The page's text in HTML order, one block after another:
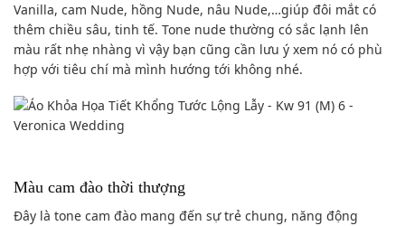
Vanilla, cam Nude, hồng Nude, nâu Nude,…giúp đôi mắt có
thêm chiều sâu, tinh tế. Tone nude thường có sắc lạnh lên
màu rất nhẹ nhàng vì vậy bạn cũng cần lưu ý xem nó có phù
hợp với tiêu chí mà mình hướng tới không nhé.
Màu cam đào thời thượng
Đây là tone cam đào mang đến sự trẻ chung, năng động